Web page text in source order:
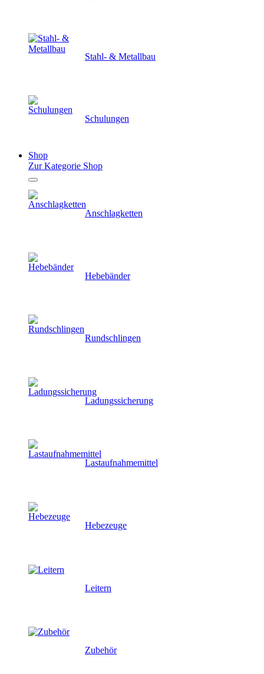
Stahl- & Metallbau
Schulungen
Shop
Zur Kategorie Shop
Anschlagketten
Hebebänder
Rundschlingen
Ladungssicherung
Lastaufnahmemittel
Hebezeuge
Leitern
Zubehör